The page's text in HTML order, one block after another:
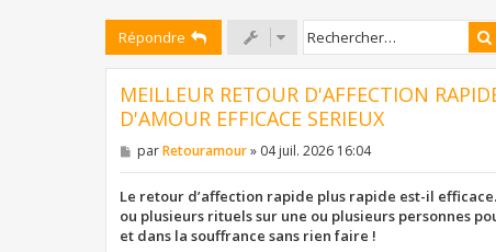
Répondre
MEILLEUR RETOUR D'AFFECTION
D'AMOUR EFFICACE SERIEUX
M
e
s
a
g
e
parRetouramour» 04 juil. 2026 16:04
Le retour d’affection rapide plus rapide est-il
ou plusieurs rituels sur une ou plusieurs personnes
et dans la souffrance sans rien faire !